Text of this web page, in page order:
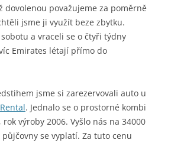
dovolenou považujeme za poměrně
jsme ji využít beze zbytku.
a vraceli se o čtyři týdny
Emirates létají přímo do
jsme si zarezervovali auto u
. Jednalo se o prostorné kombi
rok výroby 2006. Vyšlo nás na 34000
půjčovny se vyplatí. Za tuto cenu